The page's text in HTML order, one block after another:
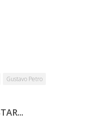
Gustavo Petro